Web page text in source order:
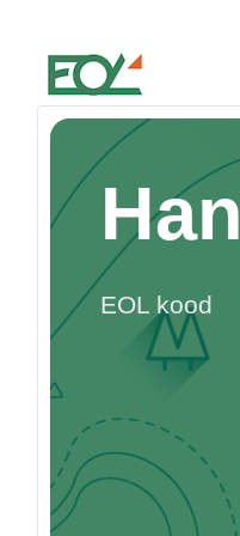
Estonian Orienteering
EOL kood